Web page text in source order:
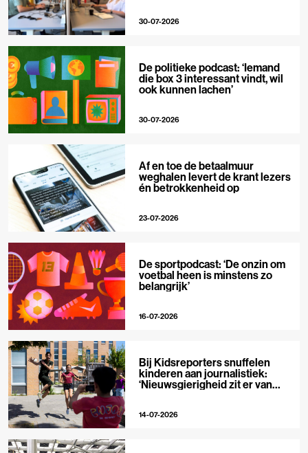
30-07-2026
De politieke podcast: ‘Iemand
die box 3 interessant vindt, wil
ook kunnen lachen’
30-07-2026
Af en toe de betaalmuur
weghalen levert de krant lezers
én betrokkenheid op
23-07-2026
De sportpodcast: ‘De onzin om
voetbal heen is minstens zo
belangrijk’
16-07-2026
Bij Kidsreporters snuffelen
kinderen aan journalistiek:
‘Nieuwsgierigheid zit er van
14-07-2026